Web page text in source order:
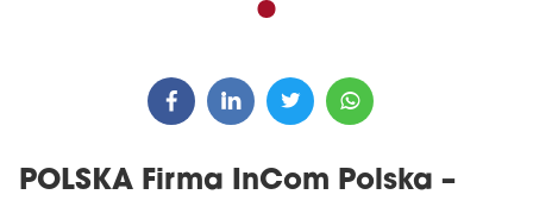
POLSKA Firma InCom Polska –